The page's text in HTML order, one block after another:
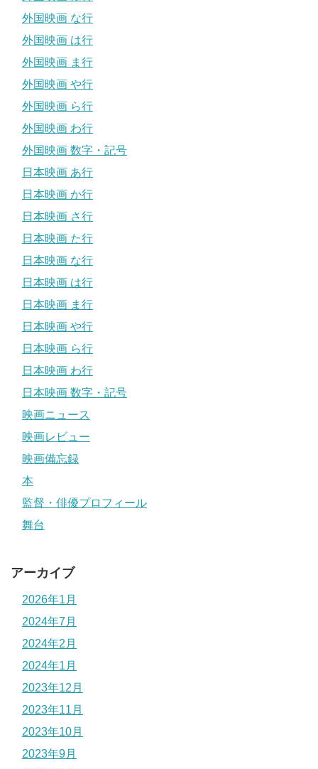
外国映画 な行
外国映画 は行
外国映画 ま行
外国映画 や行
外国映画 ら行
外国映画 わ行
外国映画 数字・記号
日本映画 あ行
日本映画 か行
日本映画 さ行
日本映画 た行
日本映画 な行
日本映画 は行
日本映画 ま行
日本映画 や行
日本映画 ら行
日本映画 わ行
日本映画 数字・記号
映画ニュース
映画レビュー
映画備忘録
本
監督・俳優プロフィール
舞台
アーカイブ
2026年1月
2024年7月
2024年2月
2024年1月
2023年12月
2023年11月
2023年10月
2023年9月